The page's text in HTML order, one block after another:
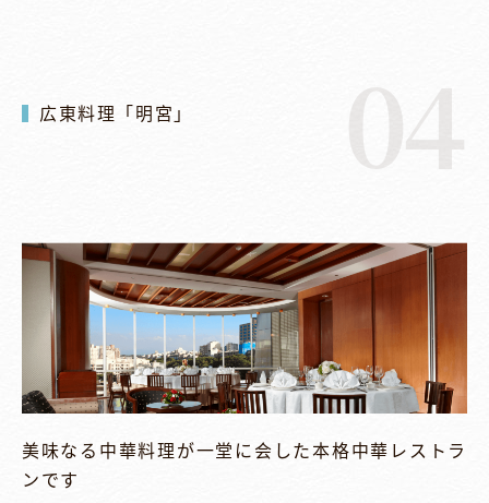
広東料理「明宮」 04
美味なる中華料理が一堂に会した本格中華レストラ
ンです